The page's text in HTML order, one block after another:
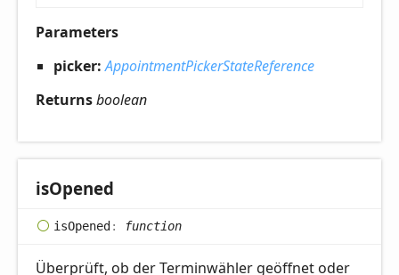
Parameters
picker:AppointmentPickerStateReference
Returnsboolean
isOpened
isOpened : function
Überprüft, ob der Terminwähler geöffnet oder